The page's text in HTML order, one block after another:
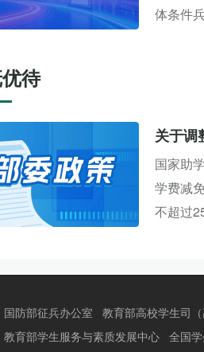
体条件
待
关于调
国家助
学费减
不超过
国防部征兵办公室 教育部高校学生司（
教育部学生服务与素质发展中心 全国